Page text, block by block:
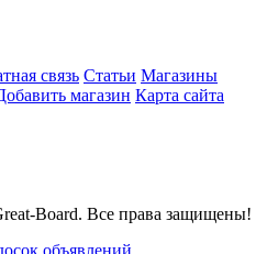
связь Статьи Магазины
магазин Карта сайта
Board. Все права защищены!